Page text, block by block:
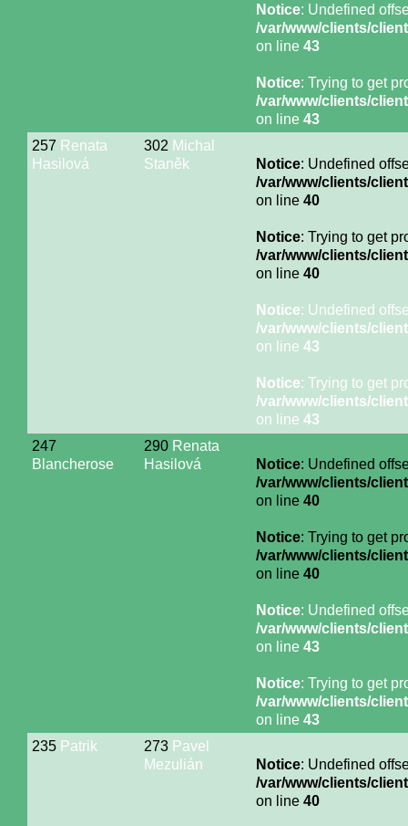
Notice: Undefined
/var/www/clients/
on line 43
Notice: Trying to get
/var/www/clients/
on line 43
257 Renata
Hasilová
302 Michal
Staněk
Notice: Undefined
/var/www/clients/
on line 40
Notice: Trying to get
/var/www/clients/
on line 40
Notice: Undefined
/var/www/clients/
on line 43
Notice: Trying to get
/var/www/clients/
on line 43
247
Blancherose
290 Renata
Hasilová
Notice: Undefined
/var/www/clients/
on line 40
Notice: Trying to get
/var/www/clients/
on line 40
Notice: Undefined
/var/www/clients/
on line 43
Notice: Trying to get
/var/www/clients/
on line 43
235 Patrik 273 Pavel
Mezulián
Notice: Undefined
/var/www/clients/
on line 40